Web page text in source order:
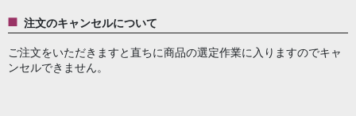
注文のキャンセルについて
ご注文をいただきますと直ちに商品の選定作業に入りますのでキャ
ンセルできません。